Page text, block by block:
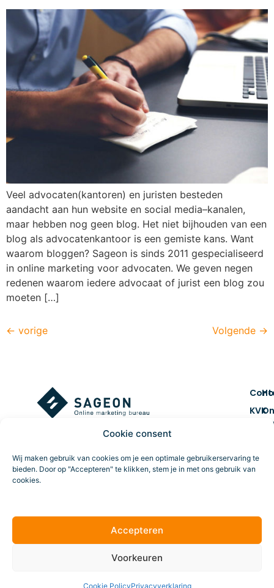
Cookie consent
Wij maken gebruik van cookies om je een optimale gebruikerservaring te
bieden. Door op "Accepteren" te klikken, stem je in met ons gebruik van
cookies.
Accepteren
Voorkeuren
Cookie PolicyPrivacyverklaring
Veel advocaten(kantoren) en juristen besteden
aandacht aan hun website en social media–kanalen,
maar hebben nog geen blog. Het niet bijhouden van een
blog als advocatenkantoor is een gemiste kans. Want
waarom bloggen? Sageon is sinds 2011 gespecialiseerd
in online marketing voor advocaten. We geven negen
redenen waarom iedere advocaat of jurist een blog zou
moeten […]
← vorige Volgende →
KVK
BTW
Online marketing